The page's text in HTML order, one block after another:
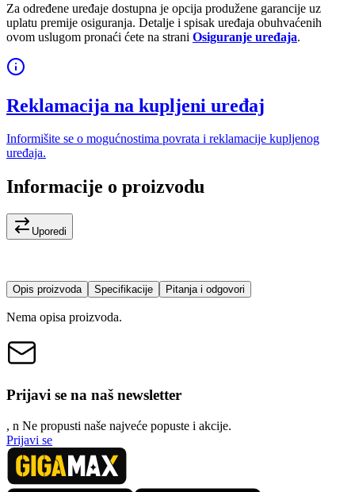
Za određene uređaje dostupna je opcija produžene garancije uz
uplatu premije osiguranja. Detalje i spisak uređaja obuhvaćenih
ovom uslugom pronaći ćete na strani Osiguranje uređaja.
Reklamacija na kupljeni uređaj
Informišite se o mogućnostima povrata i reklamacije kupljenog
uređaja.
Informacije o proizvodu
Uporedi
Opis proizvoda Specifikacije Pitanja i odgovori
Nema opisa proizvoda.
Prijavi se na naš newsletter
, n Ne propusti naše najveće popuste i akcije.
Prijavi se